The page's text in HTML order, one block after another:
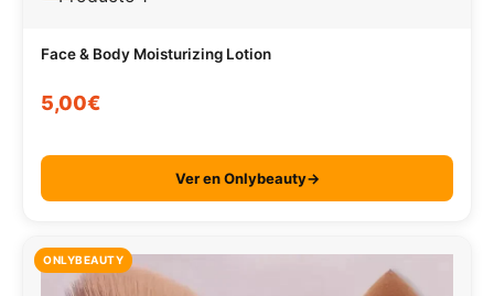
Face & Body Moisturizing Lotion
5,00€
Ver en Onlybeauty→
ONLYBEAUTY